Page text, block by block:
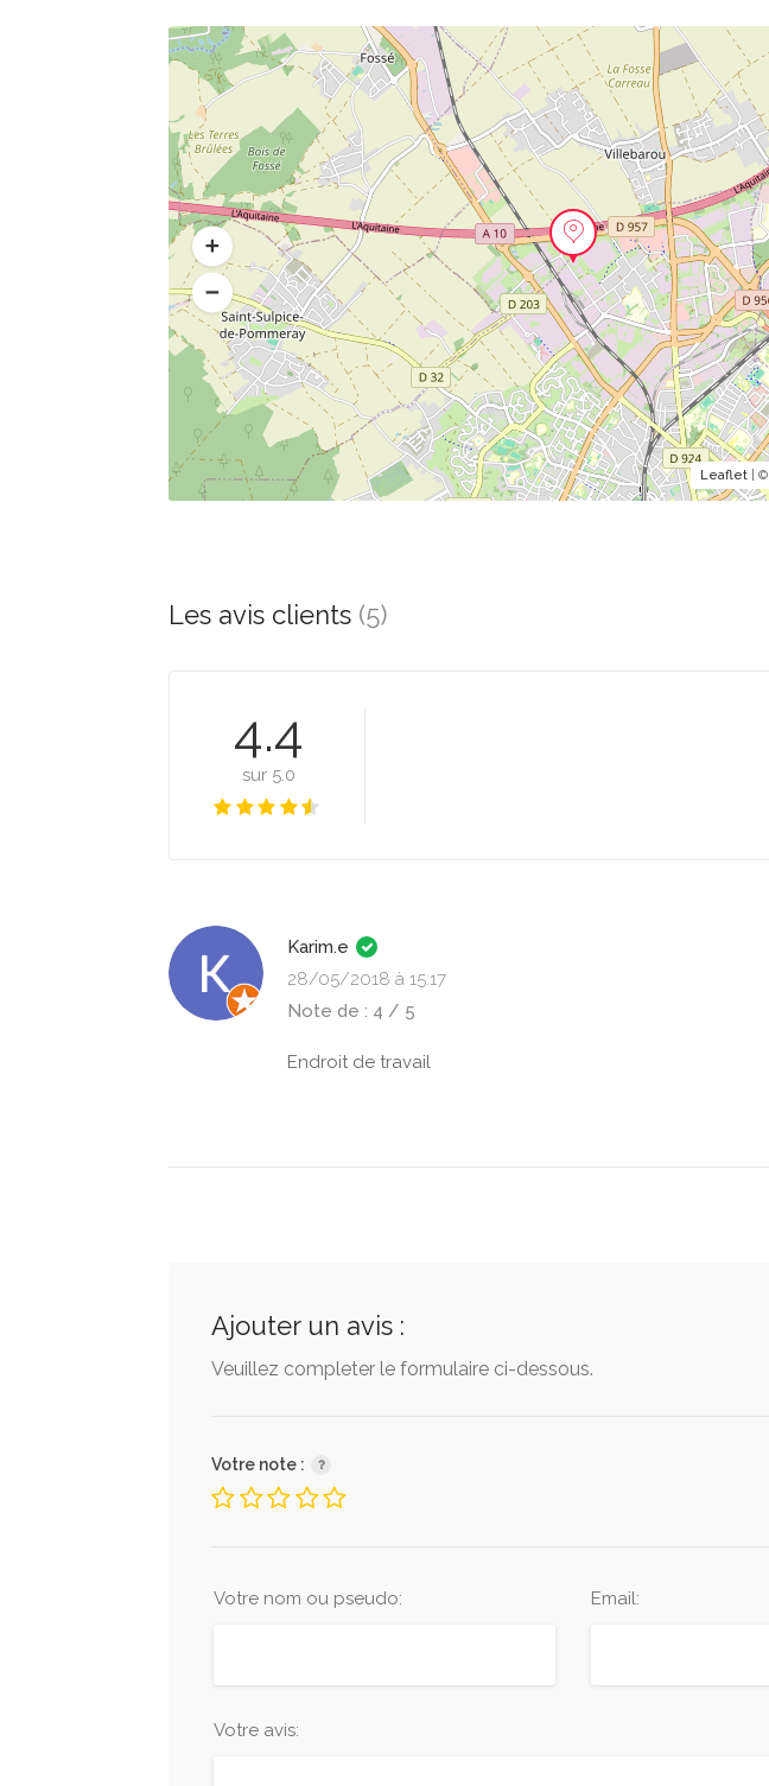
Leaflet| ©
Les avis clients (5)
4.4
sur 5.0
Karim.e
28/05/2018 à 15:17
Note de : 4 / 5
Endroit de travail
Ajouter un avis :
Veuillez completer le formulaire ci-dessous.
Votre note :
Votre nom ou pseudo: Email:
Votre avis: